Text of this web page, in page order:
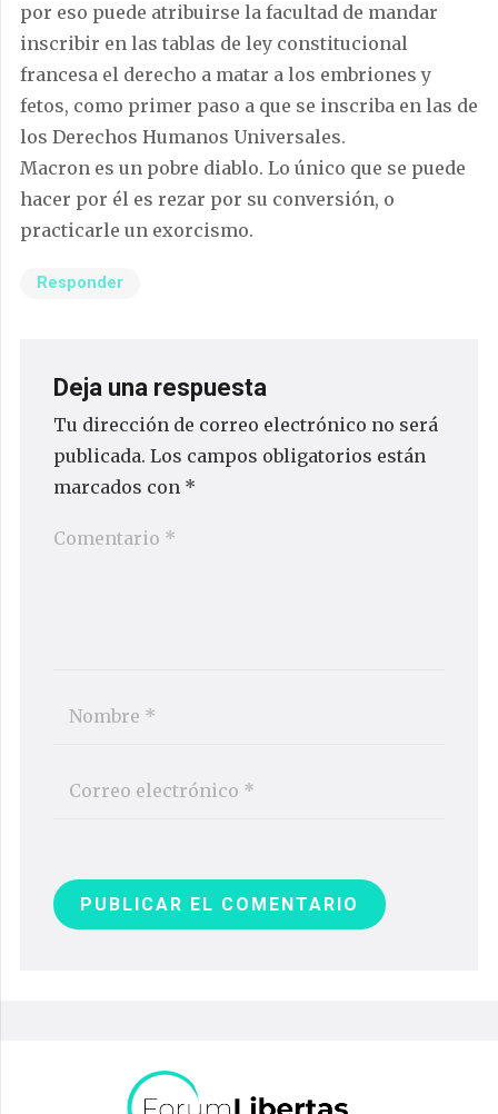
por eso puede atribuirse la facultad de mandar
inscribir en las tablas de ley constitucional
francesa el derecho a matar a los embriones y
fetos, como primer paso a que se inscriba en las de
los Derechos Humanos Universales.
Macron es un pobre diablo. Lo único que se puede
hacer por él es rezar por su conversión, o
practicarle un exorcismo.
Responder
Deja una respuesta
Tu dirección de correo electrónico no será
publicada. Los campos obligatorios están
marcados con *
PUBLICAR EL COMENTARIO